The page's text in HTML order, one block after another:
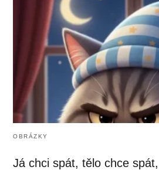
OBRÁZKY
Já chci spát, tělo chce